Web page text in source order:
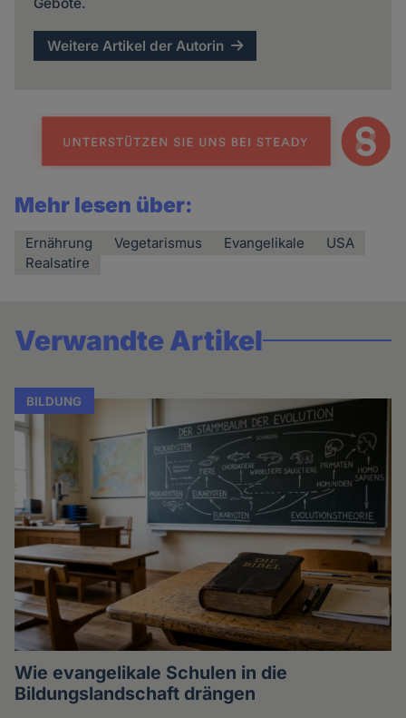
Gebote.
Weitere Artikel der Autorin
Mehr lesen über:
Ernährung Vegetarismus Evangelikale
USA
Realsatire
Verwandte Artikel
BILDUNG
Wie evangelikale Schulen in die
Bildungslandschaft drängen